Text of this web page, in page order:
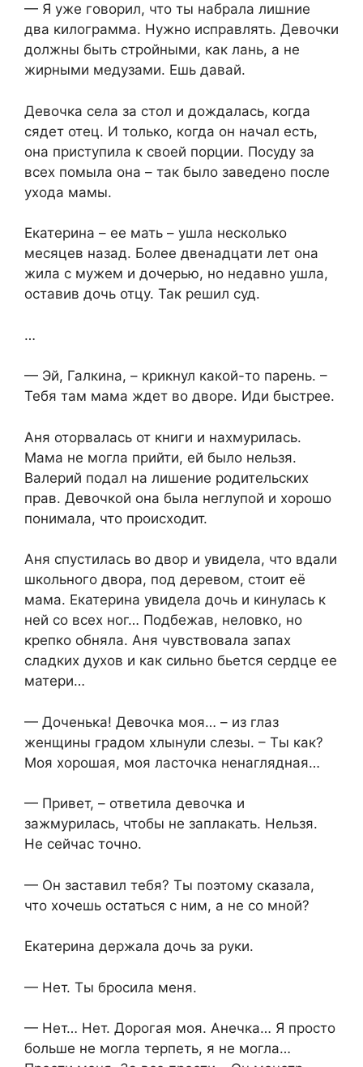
— Я уже говорил, что ты набрала лишние
два килограмма. Нужно исправлять. Девочки
должны быть стройными, как лань, а не
жирными медузами. Ешь давай.
Девочка села за стол и дождалась, когда
сядет отец. И только, когда он начал есть,
она приступила к своей порции. Посуду за
всех помыла она – так было заведено после
ухода мамы.
Екатерина – ее мать – ушла несколько
месяцев назад. Более двенадцати лет она
жила с мужем и дочерью, но недавно ушла,
оставив дочь отцу. Так решил суд.
…
— Эй, Галкина, – крикнул какой-то парень. –
Тебя там мама ждет во дворе. Иди быстрее.
Аня оторвалась от книги и нахмурилась.
Мама не могла прийти, ей было нельзя.
Валерий подал на лишение родительских
прав. Девочкой она была неглупой и хорошо
понимала, что происходит.
Аня спустилась во двор и увидела, что вдали
школьного двора, под деревом, стоит её
мама. Екатерина увидела дочь и кинулась к
ней со всех ног… Подбежав, неловко, но
крепко обняла. Аня чувствовала запах
сладких духов и как сильно бьется сердце ее
матери…
— Доченька! Девочка моя… – из глаз
женщины градом хлынули слезы. – Ты как?
Моя хорошая, моя ласточка ненаглядная…
— Привет, – ответила девочка и
зажмурилась, чтобы не заплакать. Нельзя.
Не сейчас точно.
— Он заставил тебя? Ты поэтому сказала,
что хочешь остаться с ним, а не со мной?
Екатерина держала дочь за руки.
— Нет. Ты бросила меня.
— Нет… Нет. Дорогая моя. Анечка… Я просто
больше не могла терпеть, я не могла…